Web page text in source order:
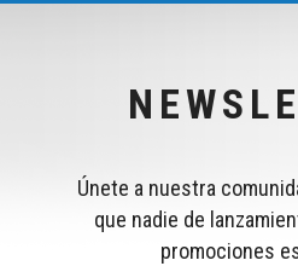
Únete a nuestra
que nadie de
promociones